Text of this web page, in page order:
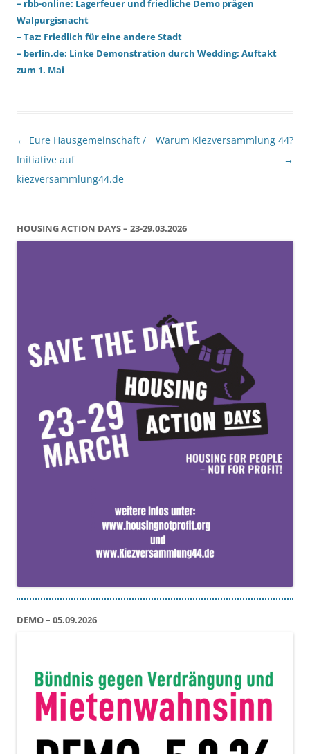
– rbb-online: Lagerfeuer und friedliche Demo prägen
Walpurgisnacht
– Taz: Friedlich für eine andere Stadt
– berlin.de: Linke Demonstration durch Wedding: Auftakt
zum 1. Mai
Beitragsnavigation
← Eure Hausgemeinschaft /
Initiative auf
kiezversammlung44.de
Warum Kiezversammlung 44?
→
HOUSING ACTION DAYS – 23-29.03.2026
DEMO – 05.09.2026